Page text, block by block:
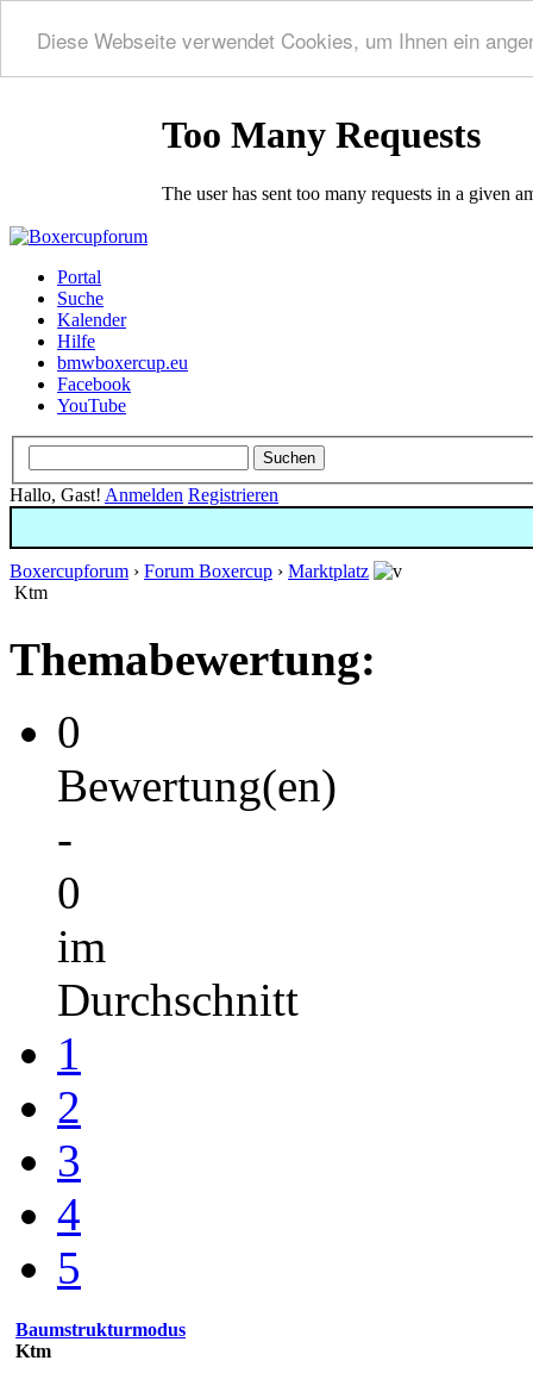
Diese Webseite verwendet Cookies, um Ihnen ein
Portal
Suche
Kalender
Hilfe
bmwboxercup.eu
Facebook
YouTube
Hallo, Gast! Anmelden Registrieren
Boxercupforum › Forum Boxercup › Marktplatz
Ktm
Themabewertung:
0
Bewertung(en)
-
0
im
Durchschnitt
1
2
3
4
5
Baumstrukturmodus
Ktm